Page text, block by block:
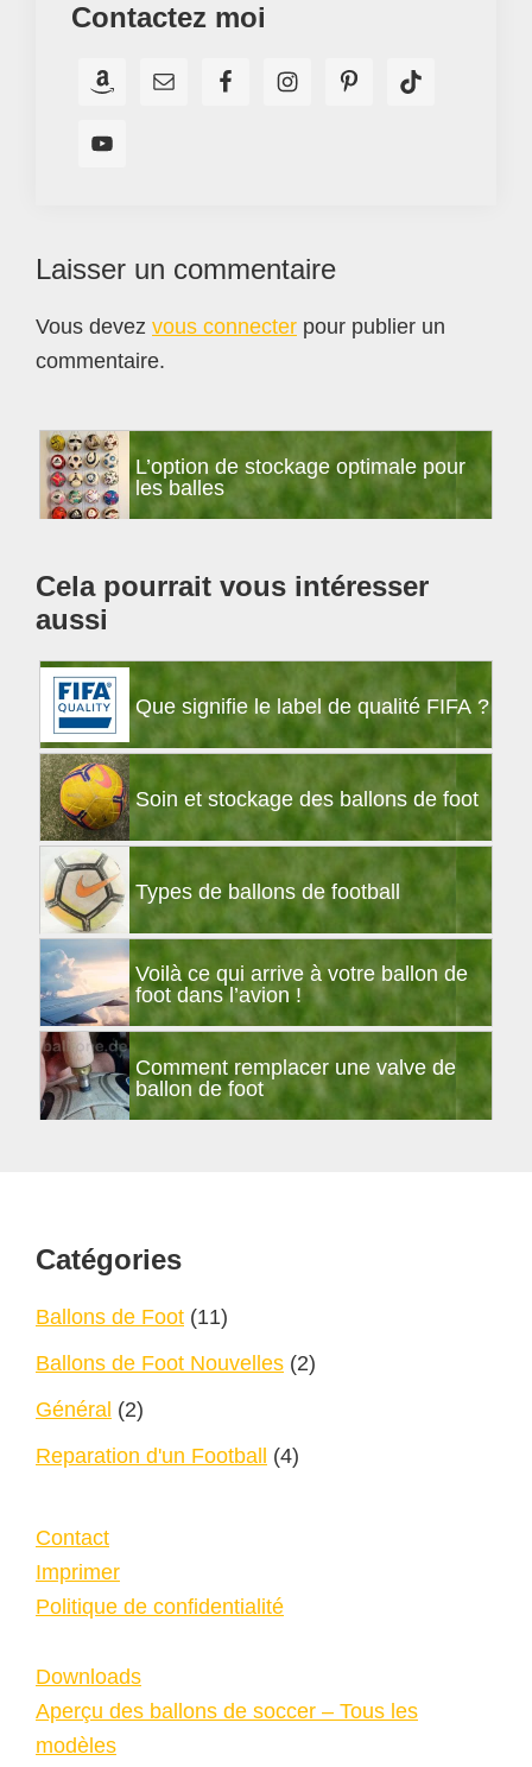
Contactez moi
Interactions
lecteur
Laisser un commentaire
Vous devez vous connecter pour publier un
commentaire.
Barre
latérale
principale
L’option de stockage optimale pour
les balles
Cela pourrait vous intéresser
aussi
Que signifie le label de qualité FIFA ?
Soin et stockage des ballons de foot
Types de ballons de football
Voilà ce qui arrive à votre ballon de
foot dans l’avion !
Comment remplacer une valve de
ballon de foot
Footer
Catégories
Ballons de Foot (11)
Ballons de Foot Nouvelles (2)
Général (2)
Reparation d'un Football
(4)
Contact
Imprimer
Politique de confidentialité
Downloads
Aperçu des ballons de soccer – Tous les
modèles